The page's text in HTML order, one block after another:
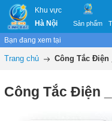
Khu vực
Hà Nội
Sản phẩm
Bạn đang xem tại
Trang chủ Công Tắc Điện
Công Tắc Điện